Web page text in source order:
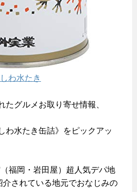
わ水たき
たグルメお取り寄せ情報、
わ水たき缶詰》をピックアッ
福岡・岩田屋）超人気デパ地
介されている地元でおなじみの